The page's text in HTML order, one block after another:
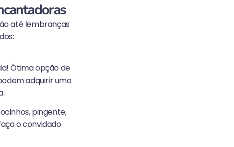
até lembranças
Ótima opção de
adquirir uma
pingente,
o convidado